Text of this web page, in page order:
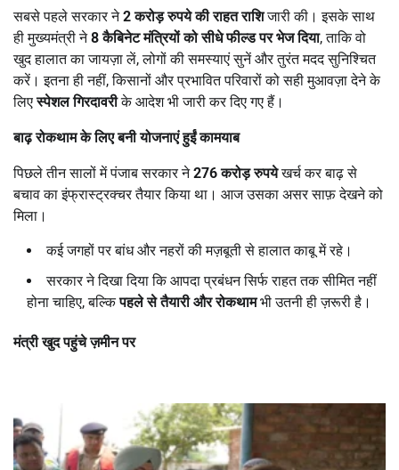
सबसे पहले सरकार ने2करोड़ रुपये की राहत राशिजारी की। इसके साथ
ही मुख्यमंत्री ने8कैबिनेट मंत्रियों को सीधे फील्ड पर भेज दिया, ताकि वो
खुद हालात का जायज़ा लें, लोगों की समस्याएं सुनें और तुरंत मदद सुनिश्चित
करें। इतना ही नहीं, किसानों और प्रभावित परिवारों को सही मुआवज़ा देने के
लिएस्पेशल गिरदावरीके आदेश भी जारी कर दिए गए हैं।
बाढ़ रोकथाम के लिए बनी योजनाएं हुईं कामयाब
पिछले तीन सालों में पंजाब सरकार ने276करोड़ रुपयेखर्च कर बाढ़ से
बचाव का इंफ्रास्ट्रक्चर तैयार किया था। आज उसका असर साफ़ देखने को
मिला।
कई जगहों पर बांध और नहरों की मज़बूती से हालात काबू में रहे।
सरकार ने दिखा दिया कि आपदा प्रबंधन सिर्फ राहत तक सीमित नहीं
होना चाहिए, बल्किपहले से तैयारी और रोकथामभी उतनी ही ज़रूरी है।
मंत्री खुद पहुंचे ज़मीन पर